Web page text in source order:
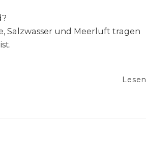
Salzwasser und Meerluft tragen
Lesen